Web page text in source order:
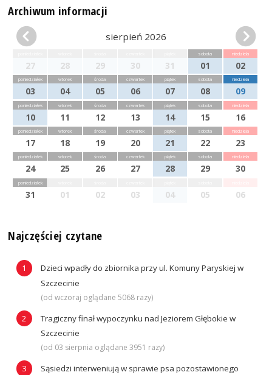
Archiwum informacji
sierpień 2026
27 28 29 30 31
sobota
01
niedziela
02
poniedziałek
03
wtorek
04
środa
05
czwartek
06
piątek
07
sobota
08
niedziela
09
poniedziałek
10
wtorek
11
środa
12
czwartek
13
piątek
14
sobota
15
niedziela
16
poniedziałek
17
wtorek
18
środa
19
czwartek
20
piątek
21
sobota
22
niedziela
23
poniedziałek
24
wtorek
25
środa
26
czwartek
27
piątek
28
sobota
29
niedziela
30
poniedziałek
31 01 02 03 04 05 06
Najczęściej czytane
Dzieci wpadły do zbiornika przy ul. Komuny Paryskiej w
Szczecinie
(od wczoraj oglądane 5068 razy)
Tragiczny finał wypoczynku nad Jeziorem Głębokie w
Szczecinie
(od 03 sierpnia oglądane 3951 razy)
Sąsiedzi interweniują w sprawie psa pozostawionego